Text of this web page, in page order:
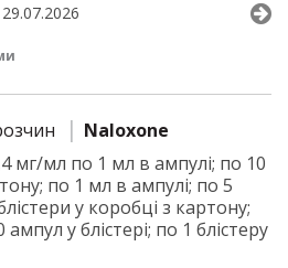
29.07.2026
Naloxone
мг/мл по 1 мл в ампулі; по 10
по 1 мл в ампулі; по 5
у коробці з картону;
у блістері; по 1 блістеру